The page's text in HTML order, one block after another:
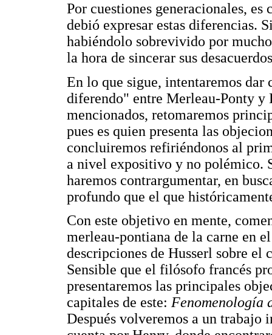
Por cuestiones generacionales,
debió expresar estas diferencias.
habiéndolo sobrevivido por
la hora de sincerar sus
En lo que sigue, intentaremos
diferendo" entre Merleau-Ponty y
mencionados, retomaremos
pues es quien presenta las
concluiremos refiriéndonos al
a nivel expositivo y no polémico.
haremos contrargumentar, en
profundo que el que
Con este objetivo en mente,
merleau-pontiana de la carne en
descripciones de Husserl sobre
Sensible que el filósofo francés
presentaremos las principales
capitales de este: Fenomenología
Después volveremos a un trabajo